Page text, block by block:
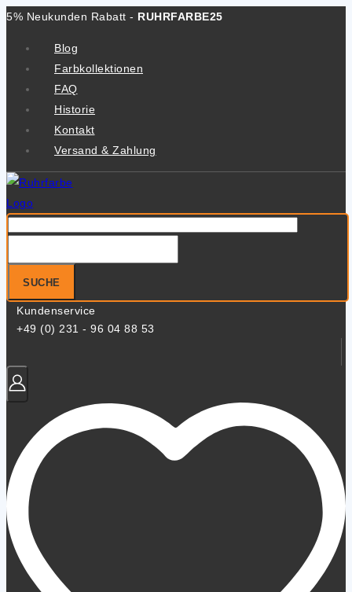
Zum
5% Neukunden Rabatt - RUHRFARBE25
Blog
Farbkollektionen
FAQ
Historie
Kontakt
Versand & Zahlung
nach:
SUCHE
Kundenservice
+49 (0) 231 - 96 04 88 53